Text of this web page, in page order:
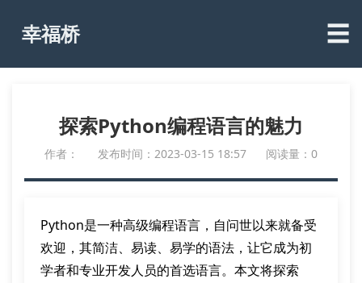
幸福桥 ☰
探索Python编程语言的魅力
作者： 发布时间：2023-03-15 18:57 阅读量：0
Python是一种高级编程语言，自问世以来就备受
欢迎，其简洁、易读、易学的语法，让它成为初
学者和专业开发人员的首选语言。本文将探索